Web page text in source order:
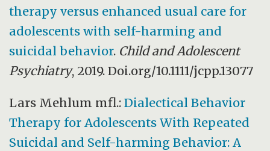
therapy versus enhanced usual care for
adolescents with self-harming and
suicidal behavior. Child and Adolescent
Psychiatry, 2019. Doi.org/10.1111/jcpp.13077
Lars Mehlum mfl.:Dialectical Behavior
Therapy for Adolescents With Repeated
Suicidal and Self-harming Behavior: A